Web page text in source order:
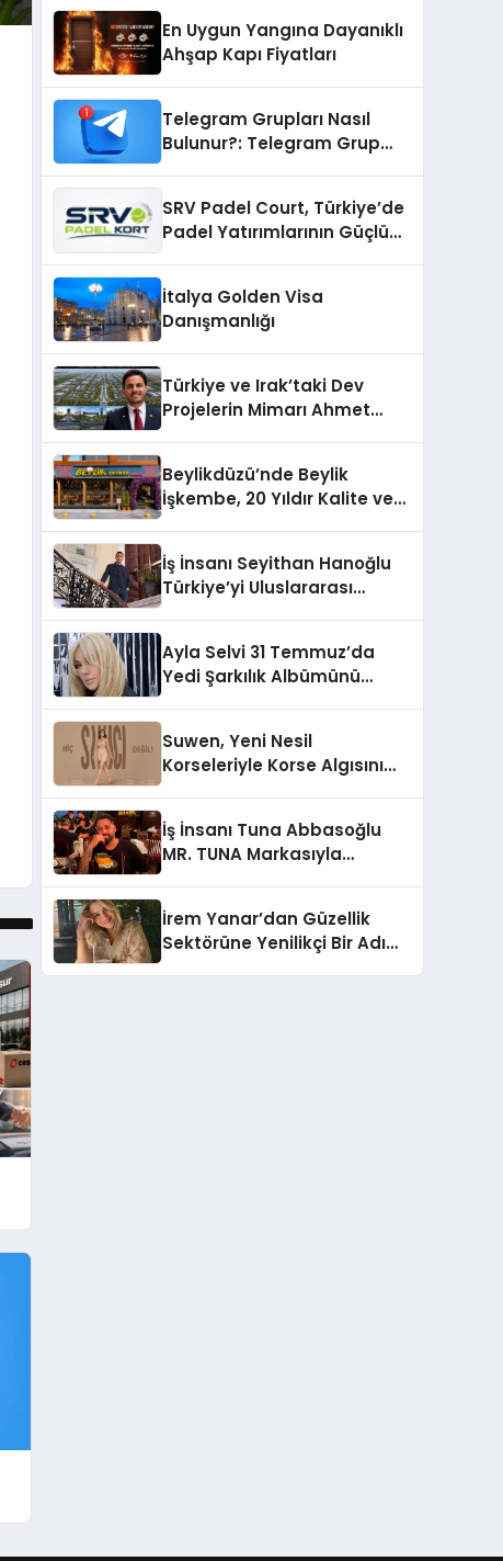
En Uygun Yangına Dayanıklı
Ahşap Kapı Fiyatları
Telegram Grupları Nasıl
Bulunur?: Telegram Grup
SRV Padel Court, Türkiye’de
Padel Yatırımlarının Güçlü
İtalya Golden Visa
Danışmanlığı
Türkiye ve Irak’taki Dev
Projelerin Mimarı Ahmet
Holding Industrial City”
Projesini Hayata Geçirecek
Beylikdüzü’nde Beylik
İşkembe, 20 Yıldır Kalite ve
İş İnsanı Seyithan Hanoğlu
Türkiye’yi Uluslararası
Ayla Selvi 31 Temmuz’da
Yedi Şarkılık Albümünü
Suwen, Yeni Nesil
Korseleriyle Korse Algısını
İş İnsanı Tuna Abbasoğlu
MR. TUNA Markasıyla
İrem Yanar’dan Güzellik
Sektörüne Yenilikçi Bir Adım: